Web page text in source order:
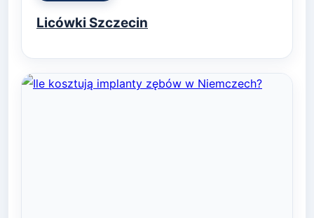
Licówki Szczecin